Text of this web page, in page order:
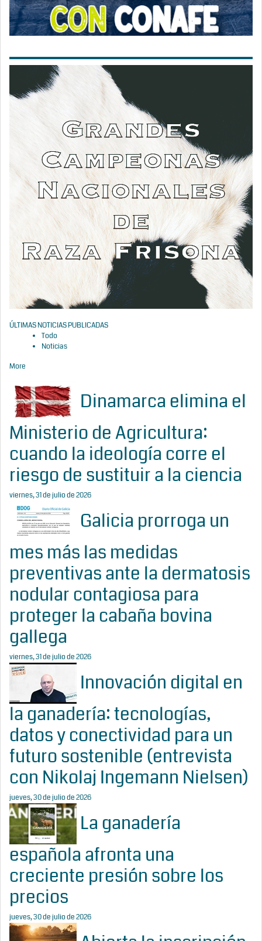
ÚLTIMAS NOTICIAS PUBLICADAS
Todo
Noticias
More
Dinamarca elimina el
Ministerio de Agricultura:
cuando la ideología corre el
riesgo de sustituir a la ciencia
viernes, 31 de julio de 2026
Galicia prorroga un
mes más las medidas
preventivas ante la dermatosis
nodular contagiosa para
proteger la cabaña bovina
gallega
viernes, 31 de julio de 2026
Innovación digital en
la ganadería: tecnologías,
datos y conectividad para un
futuro sostenible (entrevista
con Nikolaj Ingemann Nielsen)
jueves, 30 de julio de 2026
La ganadería
española afronta una
creciente presión sobre los
precios
jueves, 30 de julio de 2026